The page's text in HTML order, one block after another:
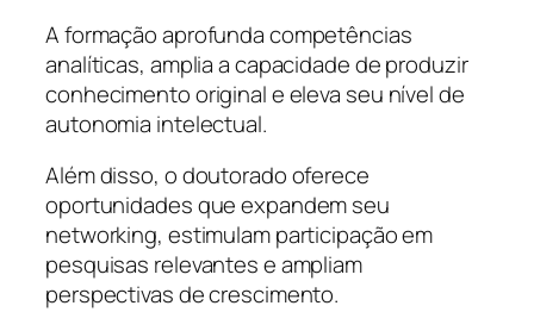
A formação aprofunda competências
analíticas, amplia a capacidade de produzir
conhecimento original e eleva seu nível de
autonomia intelectual.
Além disso, o doutorado oferece
oportunidades que expandem seu
networking, estimulam participação em
pesquisas relevantes e ampliam
perspectivas de crescimento.